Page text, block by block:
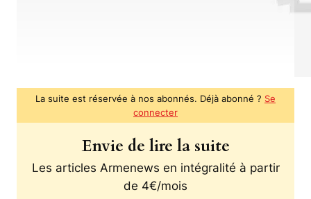
La suite est réservée à nos abonnés. Déjà abonné ? Se
connecter
Envie de lire la suite
Les articles Armenews en intégralité à partir
de 4€/mois